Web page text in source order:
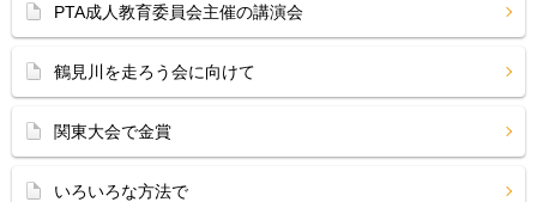
PTA成人教育委員会主催の講演会
鶴見川を走ろう会に向けて
関東大会で金賞
いろいろな方法で